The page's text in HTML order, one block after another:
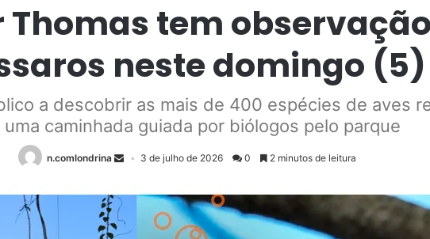
Thomas tem
neste domingo (5)
a descobrir as mais de 400 espécies de aves
uma caminhada guiada por biólogos pelo parque
n.comlondrina 3 de julho de 2026 0 2 minutos de leitura